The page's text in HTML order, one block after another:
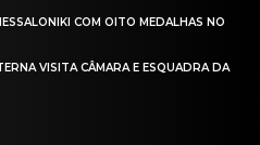
COM OITO MEDALHAS NO
VISITA CÂMARA E ESQUADRA DA